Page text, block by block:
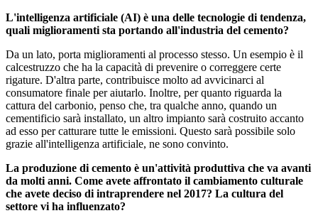
L'intelligenza artificiale (AI) è una delle tecnologie di tendenza,
quali miglioramenti sta portando all'industria del cemento?
Da un lato, porta miglioramenti al processo stesso. Un esempio è il
calcestruzzo che ha la capacità di prevenire o correggere certe
rigature. D'altra parte, contribuisce molto ad avvicinarci al
consumatore finale per aiutarlo. Inoltre, per quanto riguarda la
cattura del carbonio, penso che, tra qualche anno, quando un
cementificio sarà installato, un altro impianto sarà costruito accanto
ad esso per catturare tutte le emissioni. Questo sarà possibile solo
grazie all'intelligenza artificiale, ne sono convinto.
La produzione di cemento è un'attività produttiva che va avanti
da molti anni. Come avete affrontato il cambiamento culturale
che avete deciso di intraprendere nel 2017? La cultura del
settore vi ha influenzato?